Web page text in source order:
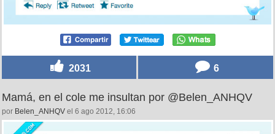
2031 6
Mamá, en el cole me insultan por @Belen_ANHQV
por Belen_ANHQV el 6 ago 2012, 16:06